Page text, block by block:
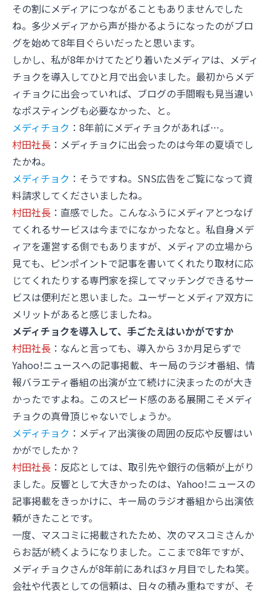
その割にメディアにつながることもありませんでした
ね。多少メディアから声が掛かるようになったのがブロ
グを始めて8年目ぐらいだったと思います。
しかし、私が8年かけてたどり着いたメディアは、メディ
チョクを導入してひと月で出会いました。最初からメデ
ィチョクに出会っていれば、ブログの手間暇も見当違い
なポスティングも必要なかった、と。
メディチョク ：8年前にメディチョクがあれば…。
村田社長 ：メディチョクに出会ったのは今年の夏頃でし
たかね。
メディチョク ：そうですね。SNS広告をご覧になって資
料請求してくださいましたね。
村田社長 ：直感でした。こんなふうにメディアとつなげ
てくれるサービスは今までになかったなと。私自身メデ
ィアを運営する側でもありますが、メディアの立場から
見ても、ピンポイントで記事を書いてくれたり取材に応
じてくれたりする専門家を探してマッチングできるサー
ビスは便利だと思いました。ユーザーとメディア双方に
メリットがあると感じましたね。
メディチョクを導入して、手ごたえはいかがですか
村田社長 ：なんと言っても、導入から 3か月足らずで
Yahoo!ニュースへの記事掲載、キー局のラジオ番組、情
報バラエティ番組の出演が立て続けに決まったのが大き
かったですよね。このスピード感のある展開こそメディ
チョクの真骨頂じゃないでしょうか。
メディチョク ：メディア出演後の周囲の反応や反響はい
かがでしたか？
村田社長 ：反応としては、取引先や銀行の信頼が上がり
ました。反響として大きかったのは、Yahoo!ニュースの
記事掲載をきっかけに、キー局のラジオ番組から出演依
頼がきたことです。
一度、マスコミに掲載されたため、次のマスコミさんか
らお話が続くようになりました。ここまで8年ですが、
メディチョクさんが8年前にあれば3ヶ月目でしたね笑。
会社や代表としての信頼は、日々の積み重ねですが、そ